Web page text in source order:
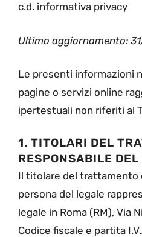
c.d. informativa privacy
Ultimo aggiornamento:
Le presenti informazioni
pagine o servizi online
ipertestuali non riferiti al
1. TITOLARI DEL
RESPONSABILE
Il titolare del trattamento
persona del legale
legale in Roma (RM), Via
Codice fiscale e partita